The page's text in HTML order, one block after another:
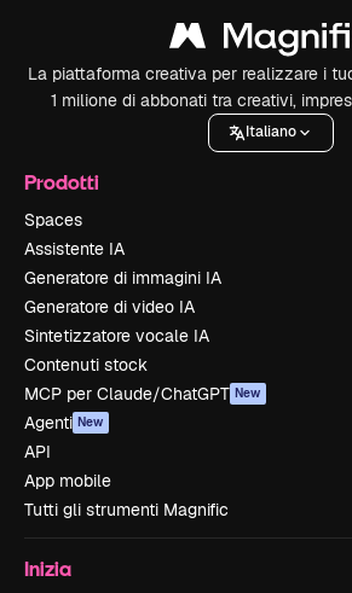
La piattaforma creativa per realizzare i
1 milione di abbonati tra creativi,
Italiano
Prodotti
Spaces
Assistente IA
Generatore di immagini IA
Generatore di video IA
Sintetizzatore vocale IA
Contenuti stock
MCP per Claude/ChatGPT New
Agenti New
API
App mobile
Tutti gli strumenti Magnific
Inizia